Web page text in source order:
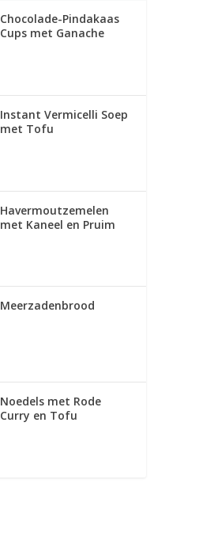
Chocolade-Pindakaas
Cups met Ganache
Instant Vermicelli Soep
met Tofu
Havermoutzemelen
met Kaneel en Pruim
Meerzadenbrood
Noedels met Rode
Curry en Tofu